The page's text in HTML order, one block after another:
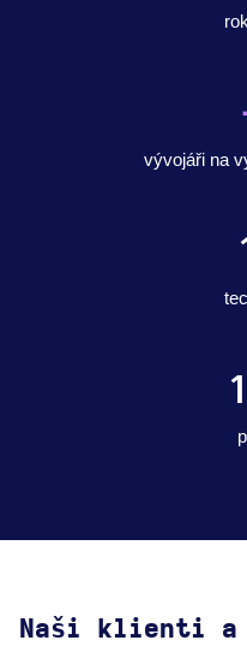
vývojáři na
Naši klienti a